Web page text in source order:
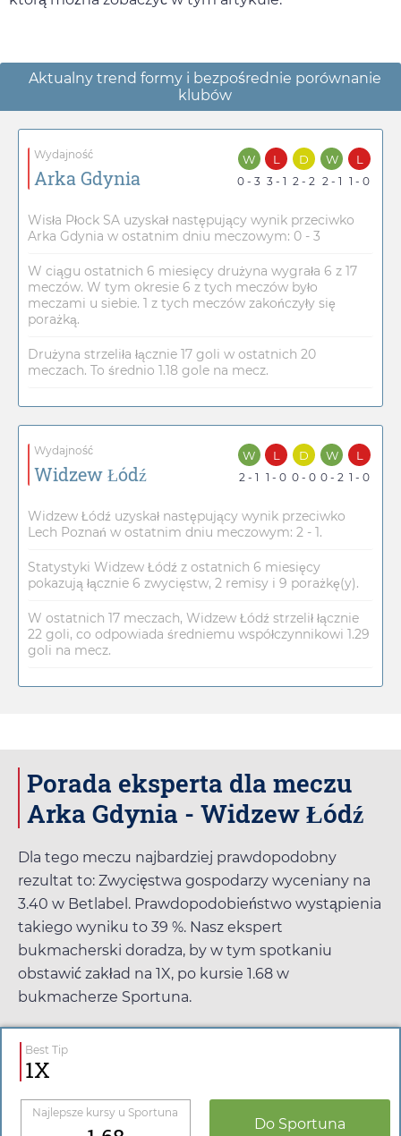
Aktualny trend formy i bezpośrednie porównanie
klubów
Wydajność
Arka Gdynia
W
0 - 3
L
3 - 1
D
2 - 2
W
2 - 1
L
1 - 0
Wisła Płock SA uzyskał następujący wynik przeciwko
Arka Gdynia w ostatnim dniu meczowym: 0 - 3
W ciągu ostatnich 6 miesięcy drużyna wygrała 6 z 17
meczów. W tym okresie 6 z tych meczów było
meczami u siebie. 1 z tych meczów zakończyły się
porażką.
Drużyna strzeliła łącznie 17 goli w ostatnich 20
meczach. To średnio 1.18 gole na mecz.
Wydajność
Widzew Łódź
W
2 - 1
L
1 - 0
D
0 - 0
W
0 - 2
L
1 - 0
Widzew Łódź uzyskał następujący wynik przeciwko
Lech Poznań w ostatnim dniu meczowym: 2 - 1.
Statystyki Widzew Łódź z ostatnich 6 miesięcy
pokazują łącznie 6 zwycięstw, 2 remisy i 9 porażkę(y).
W ostatnich 17 meczach, Widzew Łódź strzelił łącznie
22 goli, co odpowiada średniemu współczynnikowi 1.29
goli na mecz.
Porada eksperta dla meczu
Arka Gdynia - Widzew Łódź
Dla tego meczu najbardziej prawdopodobny
rezultat to: Zwycięstwa gospodarzy wyceniany na
3.40 w Betlabel . Prawdopodobieństwo wystąpienia
takiego wyniku to 39 %. Nasz ekspert
bukmacherski doradza, by w tym spotkaniu
obstawić zakład na 1X, po kursie 1.68 w
bukmacherze Sportuna.
Best Tip
1X
Najlepsze kursy u Sportuna
Do Sportuna